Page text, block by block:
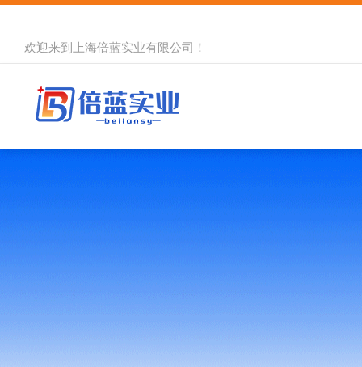
欢迎来到 上海倍蓝实业有限公司 ！